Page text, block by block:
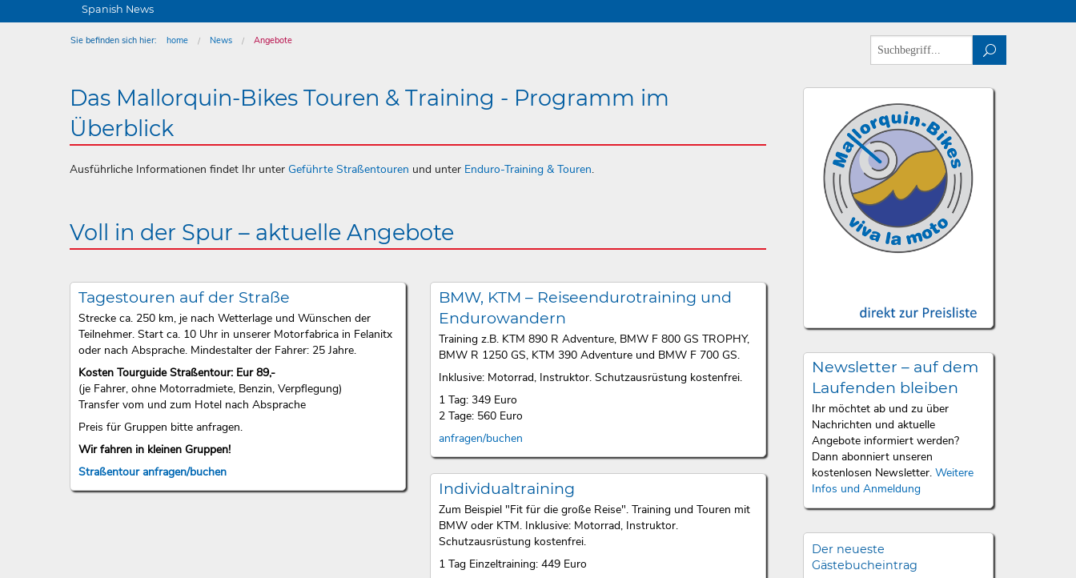
Spanish News
Sie befinden sich hier: home News
Angebote
Newsletter – auf dem
Laufenden bleiben
Ihr möchtet ab und zu über
Nachrichten und aktuelle
Angebote informiert werden?
Dann abonniert unseren
kostenlosen Newsletter. Weitere
Infos und Anmeldung
Der neueste
Gästebucheintrag
Das Mallorquin-Bikes Touren & Training - Programm im
Überblick
Ausführliche Informationen findet Ihr unter Geführte Straßentouren und unter Enduro-Training & Touren.
Voll in der Spur – aktuelle Angebote
Tagestouren auf der Straße
Strecke ca. 250 km, je nach Wetterlage und Wünschen der
Teilnehmer. Start ca. 10 Uhr in unserer Motorfabrica in Felanitx
oder nach Absprache. Mindestalter der Fahrer: 25 Jahre.
Kosten Tourguide Straßentour: Eur 89,-
(je Fahrer, ohne Motorradmiete, Benzin, Verpflegung)
Transfer vom und zum Hotel nach Absprache
Preis für Gruppen bitte anfragen.
Wir fahren in kleinen Gruppen!
Straßentour anfragen/buchen
BMW, KTM – Reiseendurotraining und
Endurowandern
Training z.B. KTM 890 R Adventure, BMW F 800 GS TROPHY,
BMW R 1250 GS, KTM 390 Adventure und BMW F 700 GS.
Inklusive: Motorrad, Instruktor. Schutzausrüstung kostenfrei.
1 Tag: 349 Euro
2 Tage: 560 Euro
anfragen/buchen
Individualtraining
Zum Beispiel "Fit für die große Reise". Training und Touren mit
BMW oder KTM. Inklusive: Motorrad, Instruktor.
Schutzausrüstung kostenfrei.
1 Tag Einzeltraining: 449 Euro